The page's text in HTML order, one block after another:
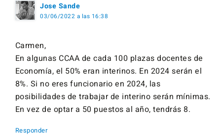
Jose Sande
03/06/2022 a las 16:38
Carmen,
En algunas CCAA de cada 100 plazas docentes de
Economía, el 50% eran interinos. En 2024 serán el
8%. Si no eres funcionario en 2024, las
posibilidades de trabajar de interino serán mínimas.
En vez de optar a 50 puestos al año, tendrás 8.
Responder